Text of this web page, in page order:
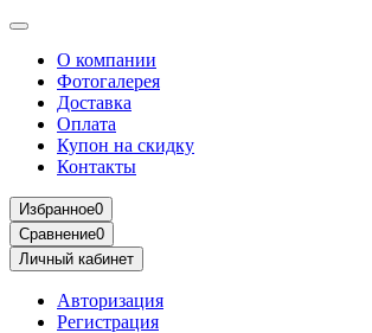
О компании
Фотогалерея
Доставка
Оплата
Купон на скидку
Контакты
Избранное0
Сравнение0
Личный кабинет
Авторизация
Регистрация